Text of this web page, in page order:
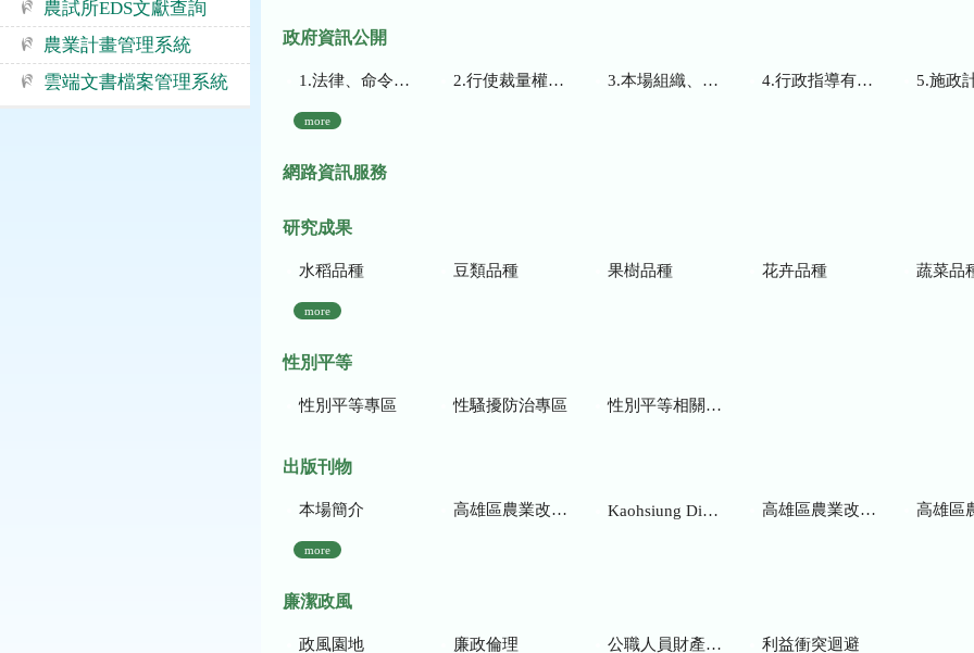
農試所EDS文獻查詢
農業計畫管理系統
雲端文書檔案管理系統
政府資訊公開
1.法律、命令、法規命令 2.行使裁量權而訂頒之解釋性規定及裁量基準 3.本場組織、職掌及聯絡資訊 4.行政指導有關文書 5.施政計畫、業務統
more
網路資訊服務
研究成果
水稻品種 豆類品種 果樹品種 花卉品種 蔬菜品
more
性別平等
性別平等專區 性騷擾防治專區 性別平等相關網站
出版刊物
本場簡介 高雄區農業改良場研究彙報 Kaohsiung District Agricultural Research and Extension Station 高雄區農業改良場年報 高雄區
more
廉潔政風
政風園地 廉政倫理 公職人員財產申報 利益衝突迴避